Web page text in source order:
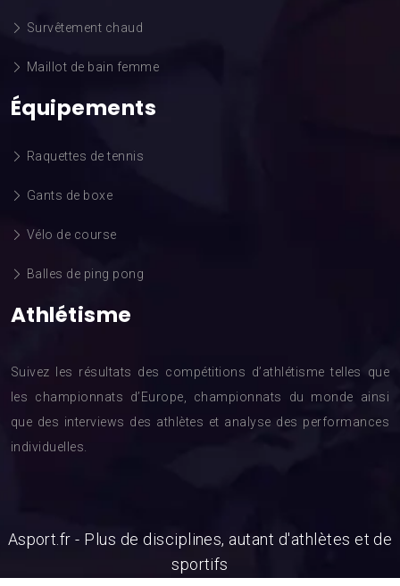
Survêtement chaud
Maillot de bain femme
Équipements
Raquettes de tennis
Gants de boxe
Vélo de course
Balles de ping pong
Athlétisme
Suivez les résultats des compétitions d’athlétisme telles que
les championnats d’Europe, championnats du monde ainsi
que des interviews des athlètes et analyse des performances
individuelles.
Asport.fr - Plus de disciplines, autant d'athlètes et de
sportifs